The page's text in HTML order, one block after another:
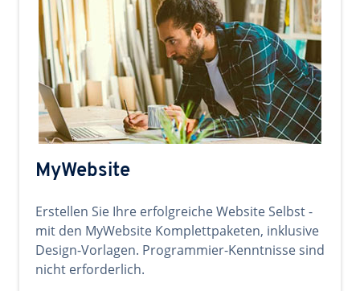
MyWebsite
Erstellen Sie Ihre erfolgreiche Website Selbst -
mit den MyWebsite Komplettpaketen, inklusive
Design-Vorlagen. Programmier-Kenntnisse sind
nicht erforderlich.